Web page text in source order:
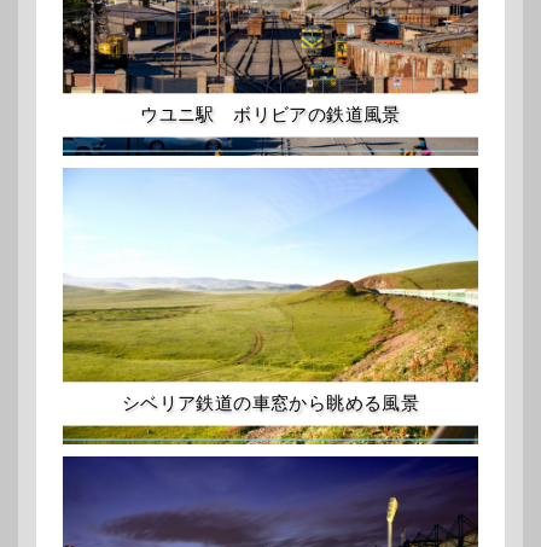
ウユニ駅 ボリビアの鉄道風景
シベリア鉄道の車窓から眺める風景